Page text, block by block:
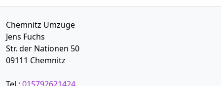
Chemnitz Umzüge
Jens Fuchs
Str. der Nationen 50
09111 Chemnitz